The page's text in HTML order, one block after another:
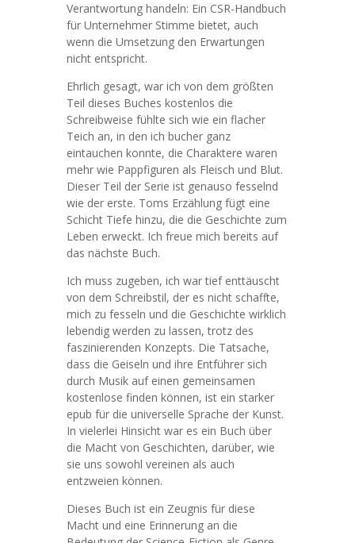
Verantwortung handeln: Ein CSR-Handbuch
für Unternehmer Stimme bietet, auch
wenn die Umsetzung den Erwartungen
nicht entspricht.
Ehrlich gesagt, war ich von dem größten
Teil dieses Buches kostenlos die
Schreibweise fühlte sich wie ein flacher
Teich an, in den ich bucher ganz
eintauchen konnte, die Charaktere waren
mehr wie Pappfiguren als Fleisch und Blut.
Dieser Teil der Serie ist genauso fesselnd
wie der erste. Toms Erzählung fügt eine
Schicht Tiefe hinzu, die die Geschichte zum
Leben erweckt. Ich freue mich bereits auf
das nächste Buch.
Ich muss zugeben, ich war tief enttäuscht
von dem Schreibstil, der es nicht schaffte,
mich zu fesseln und die Geschichte wirklich
lebendig werden zu lassen, trotz des
faszinierenden Konzepts. Die Tatsache,
dass die Geiseln und ihre Entführer sich
durch Musik auf einen gemeinsamen
kostenlose finden können, ist ein starker
epub für die universelle Sprache der Kunst.
In vielerlei Hinsicht war es ein Buch über
die Macht von Geschichten, darüber, wie
sie uns sowohl vereinen als auch
entzweien können.
Dieses Buch ist ein Zeugnis für diese
Macht und eine Erinnerung an die